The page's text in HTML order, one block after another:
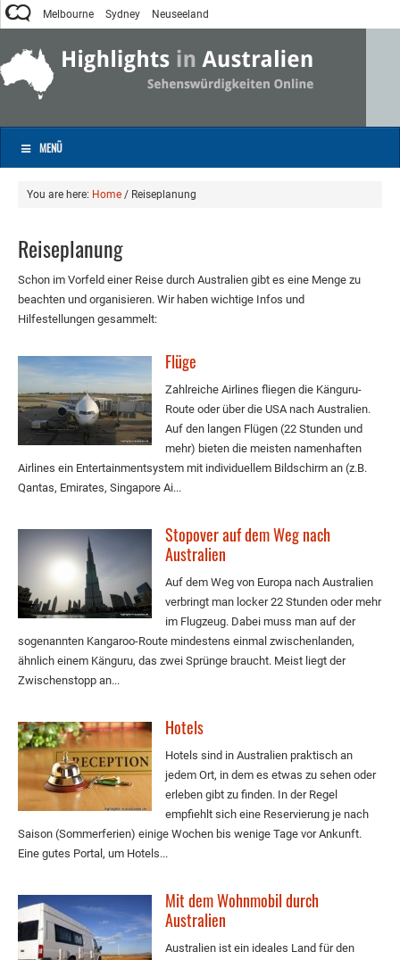
Melbourne Sydney Neuseeland
MENÜ
You are here: Home / Reiseplanung
Reiseplanung
Schon im Vorfeld einer Reise durch Australien gibt es eine Menge zu
beachten und organisieren. Wir haben wichtige Infos und
Hilfestellungen gesammelt:
Flüge
Zahlreiche Airlines fliegen die Känguru-
Route oder über die USA nach Australien.
Auf den langen Flügen (22 Stunden und
mehr) bieten die meisten namenhaften
Airlines ein Entertainmentsystem mit individuellem Bildschirm an (z.B.
Qantas, Emirates, Singapore Ai...
Stopover auf dem Weg nach
Australien
Auf dem Weg von Europa nach Australien
verbringt man locker 22 Stunden oder mehr
im Flugzeug. Dabei muss man auf der
sogenannten Kangaroo-Route mindestens einmal zwischenlanden,
ähnlich einem Känguru, das zwei Sprünge braucht. Meist liegt der
Zwischenstopp an...
Hotels
Hotels sind in Australien praktisch an
jedem Ort, in dem es etwas zu sehen oder
erleben gibt zu finden. In der Regel
empfiehlt sich eine Reservierung je nach
Saison (Sommerferien) einige Wochen bis wenige Tage vor Ankunft.
Eine gutes Portal, um Hotels...
Mit dem Wohnmobil durch
Australien
Australien ist ein ideales Land für den